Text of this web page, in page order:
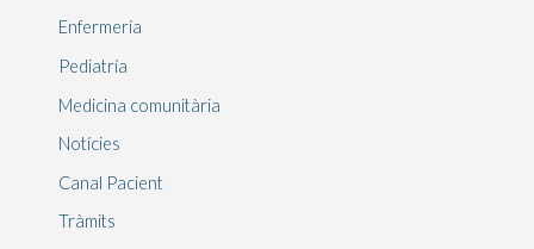
Enfermería
Pediatría
Medicina comunitària
Notícies
Canal Pacient
Tràmits